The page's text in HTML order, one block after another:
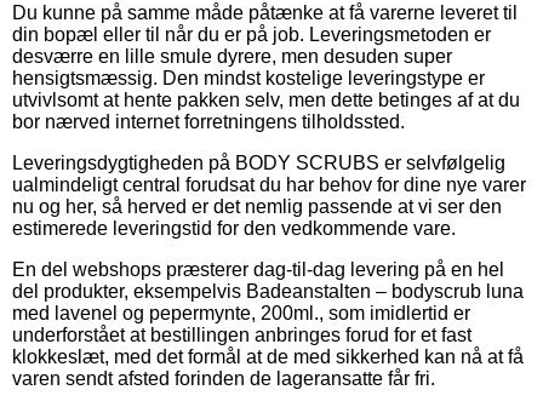
Du kunne på samme måde påtænke at få varerne leveret til
din bopæl eller til når du er på job. Leveringsmetoden er
desværre en lille smule dyrere, men desuden super
hensigtsmæssig. Den mindst kostelige leveringstype er
utvivlsomt at hente pakken selv, men dette betinges af at du
bor nærved internet forretningens tilholdssted.
Leveringsdygtigheden på BODY SCRUBS er selvfølgelig
ualmindeligt central forudsat du har behov for dine nye varer
nu og her, så herved er det nemlig passende at vi ser den
estimerede leveringstid for den vedkommende vare.
En del webshops præsterer dag-til-dag levering på en hel
del produkter, eksempelvis Badeanstalten – bodyscrub luna
med lavenel og pepermynte, 200ml., som imidlertid er
underforstået at bestillingen anbringes forud for et fast
klokkeslæt, med det formål at de med sikkerhed kan nå at få
varen sendt afsted forinden de lageransatte får fri.